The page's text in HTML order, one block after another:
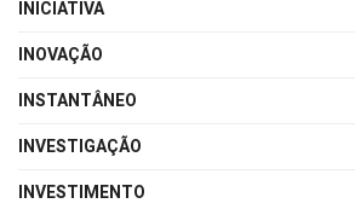
INICIATIVA
INOVAÇÃO
INSTANTÂNEO
INVESTIGAÇÃO
INVESTIMENTO